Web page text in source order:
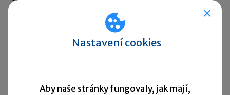
Oznámení CESOP (Centrální elektronický systém
platebních informací) za 2. čtvrtletí 2026
31. 7. 2026
Nastavení cookies
Aby naše stránky fungovaly, jak mají,